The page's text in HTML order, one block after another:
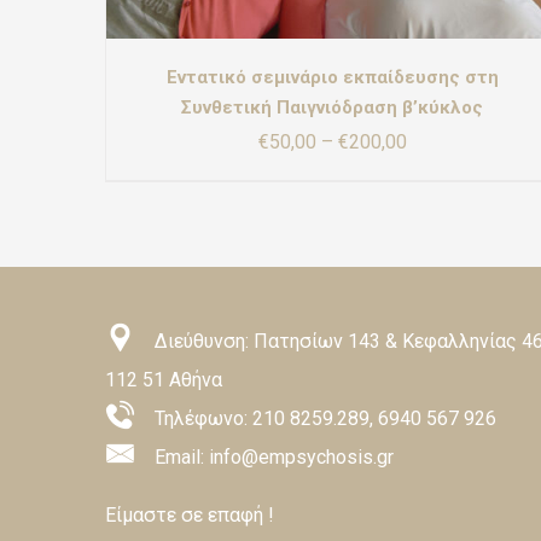
Εντατικό σεμινάριο εκπαίδευσης στη
Συνθετική Παιγνιόδραση β’κύκλος
€50,00 – €200,00Price
ΜΠΟΡΟΎΝ
ΣΤΗ
ΣΕΛΊΔΑ
ΠΡΟΪΌΝΤΟΣ
Διεύθυνση: Πατησίων 143 & Κεφαλληνίας
112 51 Αθήνα
Τηλέφωνο: 210 8259.289, 6940 567 926
Email: info@empsychosis.gr
Είμαστε σε επαφή !